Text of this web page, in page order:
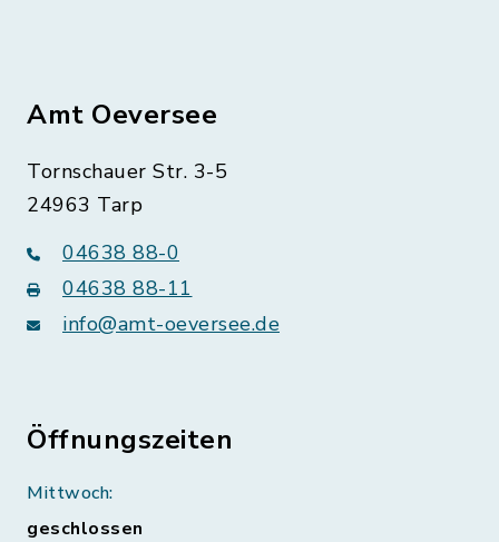
Amt Oeversee
Tornschauer Str. 3-5
24963 Tarp
04638 88-0
04638 88-11
info@amt-oeversee.de
Öffnungszeiten
Mittwoch:
geschlossen